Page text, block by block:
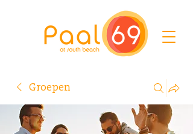
Groepen